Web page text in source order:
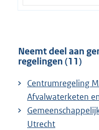
Neemt deel aan
regelingen (11)
Centrumregeling
Afvalwaterketen
Utrecht